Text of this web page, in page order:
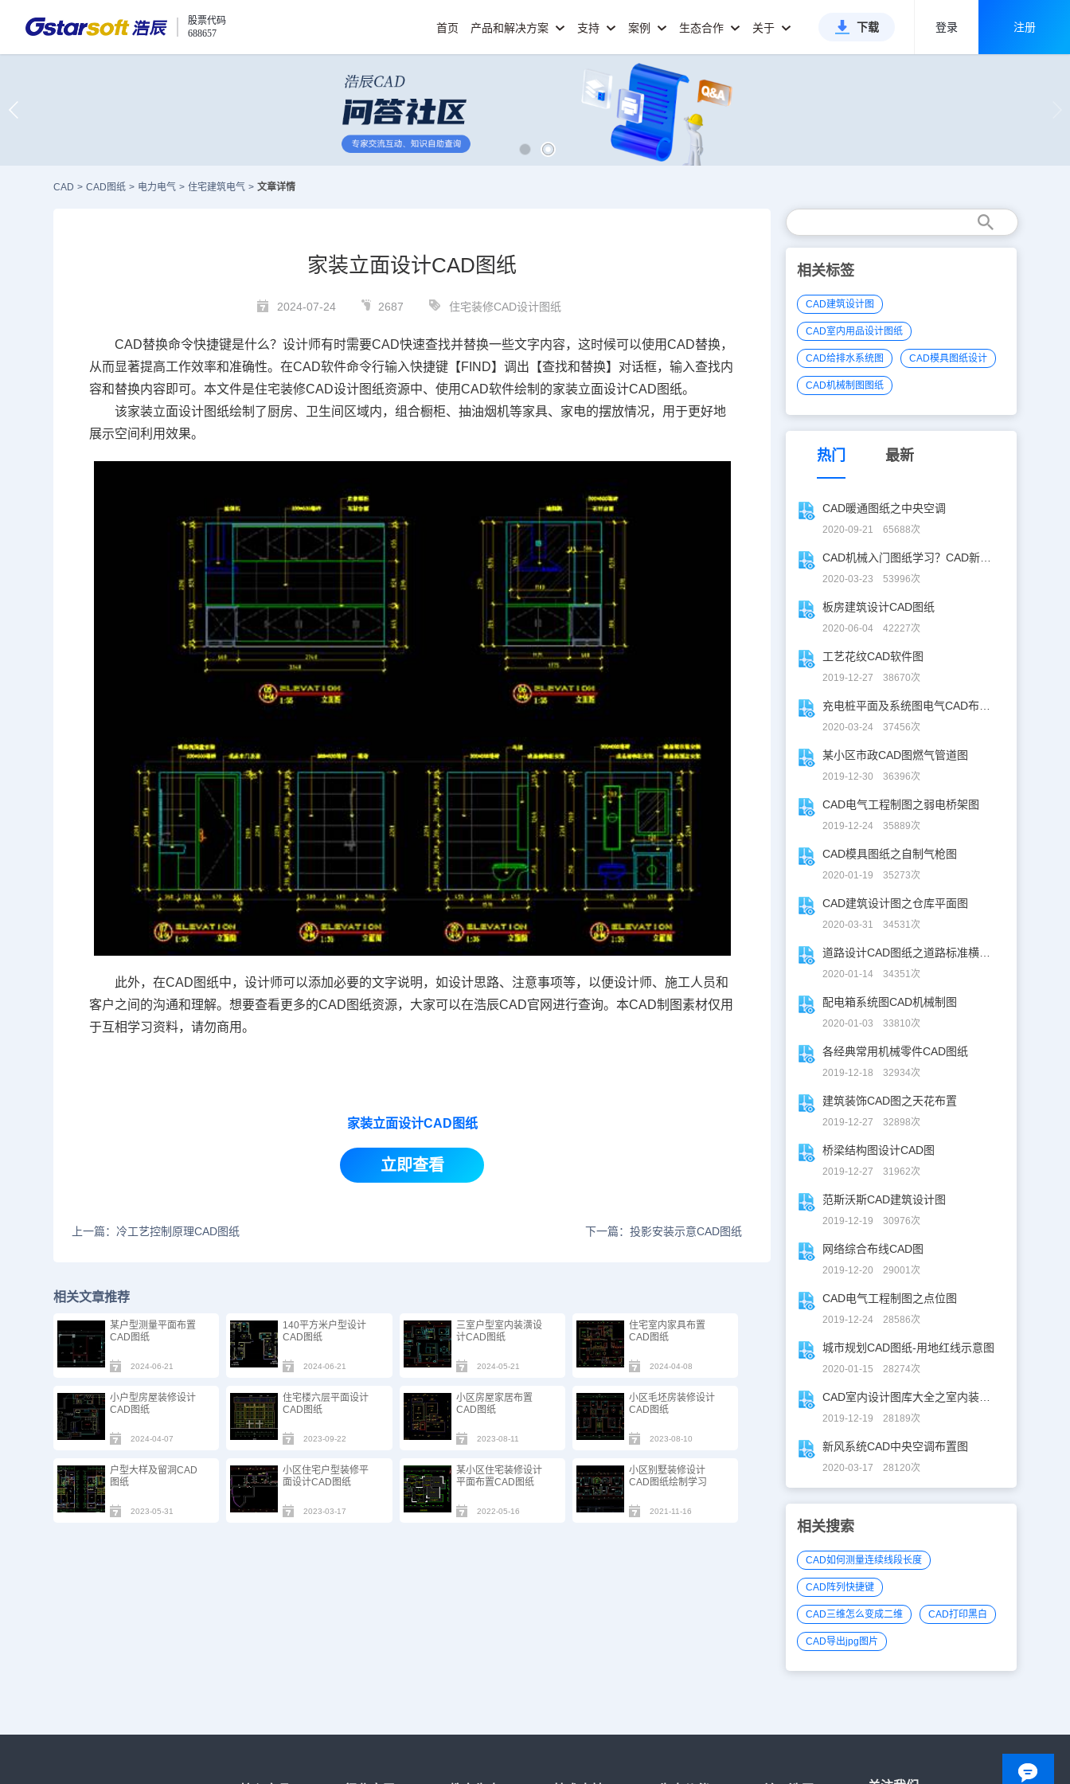
股票代码
688657
首页 产品和解决方案 支持 案例 生态合作 关于 下载 登录 注册
CAD > CAD图纸 > 电力电气 > 住宅建筑电气 > 文章详情
家装立面设计CAD图纸
2024-07-24 2687 住宅装修CAD设计图纸
CAD替换命令快捷键是什么？设计师有时需要CAD快速查找并替换一些文字内容，这时候可以使用CAD替换，
从而显著提高工作效率和准确性。在CAD软件命令行输入快捷键【FIND】调出【查找和替换】对话框，输入查找内
容和替换内容即可。本文件是住宅装修CAD设计图纸资源中、使用CAD软件绘制的家装立面设计CAD图纸。
该家装立面设计图纸绘制了厨房、卫生间区域内，组合橱柜、抽油烟机等家具、家电的摆放情况，用于更好地
展示空间利用效果。
此外，在CAD图纸中，设计师可以添加必要的文字说明，如设计思路、注意事项等，以便设计师、施工人员和
客户之间的沟通和理解。想要查看更多的CAD图纸资源，大家可以在浩辰CAD官网进行查询。本CAD制图素材仅用
于互相学习资料，请勿商用。
家装立面设计CAD图纸
立即查看
上一篇：冷工艺控制原理CAD图纸 下一篇：投影安装示意CAD图纸
相关文章推荐
某户型测量平面布置
CAD图纸
2024-06-21
140平方米户型设计
CAD图纸
2024-06-21
三室户型室内装潢设
计CAD图纸
2024-05-21
住宅室内家具布置
CAD图纸
2024-04-08
小户型房屋装修设计
CAD图纸
2024-04-07
住宅楼六层平面设计
CAD图纸
2023-09-22
小区房屋家居布置
CAD图纸
2023-08-11
小区毛坯房装修设计
CAD图纸
2023-08-10
户型大样及留洞CAD
图纸
2023-05-31
小区住宅户型装修平
面设计CAD图纸
2023-03-17
某小区住宅装修设计
平面布置CAD图纸
2022-05-16
小区别墅装修设计
CAD图纸绘制学习
2021-11-16
相关标签
CAD建筑设计图
CAD室内用品设计图纸
CAD给排水系统图 CAD模具图纸设计
CAD机械制图图纸
热门 最新
CAD暖通图纸之中央空调
2020-09-21 65688次
2020-03-23 53996次
板房建筑设计CAD图纸
2020-06-04 42227次
工艺花纹CAD软件图
2019-12-27 38670次
2020-03-24 37456次
某小区市政CAD图燃气管道图
2019-12-30 36396次
CAD电气工程制图之弱电桥架图
2019-12-24 35889次
CAD模具图纸之自制气枪图
2020-01-19 35273次
CAD建筑设计图之仓库平面图
2020-03-31 34531次
2020-01-14 34351次
配电箱系统图CAD机械制图
2020-01-03 33810次
各经典常用机械零件CAD图纸
2019-12-18 32934次
建筑装饰CAD图之天花布置
2019-12-27 32898次
桥梁结构图设计CAD图
2019-12-27 31962次
范斯沃斯CAD建筑设计图
2019-12-19 30976次
网络综合布线CAD图
2019-12-20 29001次
CAD电气工程制图之点位图
2019-12-24 28586次
城市规划CAD图纸-用地红线示意图
2020-01-15 28274次
2019-12-19 28189次
新风系统CAD中央空调布置图
2020-03-17 28120次
相关搜索
CAD如何测量连续线段长度
CAD阵列快捷键
CAD三维怎么变成二维 CAD打印黑白
CAD导出jpg图片